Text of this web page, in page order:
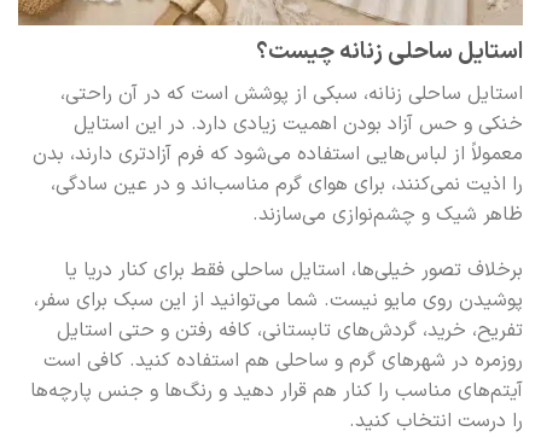
استایل ساحلی زنانه چیست؟
استایل ساحلی زنانه، سبکی از پوشش است که در آن راحتی،
خنکی و حس آزاد بودن اهمیت زیادی دارد. در این استایل
معمولاً از لباس‌هایی استفاده می‌شود که فرم آزادتری دارند، بدن
را اذیت نمی‌کنند، برای هوای گرم مناسب‌اند و در عین سادگی،
ظاهر شیک و چشم‌نوازی می‌سازند.
برخلاف تصور خیلی‌ها، استایل ساحلی فقط برای کنار دریا یا
پوشیدن روی مایو نیست. شما می‌توانید از این سبک برای سفر،
تفریح، خرید، گردش‌های تابستانی، کافه رفتن و حتی استایل
روزمره در شهرهای گرم و ساحلی هم استفاده کنید. کافی است
آیتم‌های مناسب را کنار هم قرار دهید و رنگ‌ها و جنس پارچه‌ها
را درست انتخاب کنید.